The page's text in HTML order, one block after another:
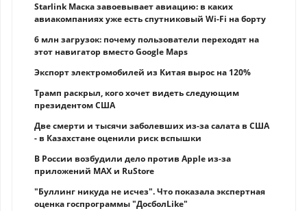
Starlink Маска завоевывает авиацию: в каких
авиакомпаниях уже есть спутниковый Wi-Fi на борту
6 млн загрузок: почему пользователи переходят на
этот навигатор вместо Google Maps
Экспорт электромобилей из Китая вырос на 120%
Трамп раскрыл, кого хочет видеть следующим
президентом США
Две смерти и тысячи заболевших из-за салата в США
- в Казахстане оценили риск вспышки
В России возбудили дело против Apple из-за
приложений MAX и RuStore
"Буллинг никуда не исчез". Что показала экспертная
оценка госпрограммы "ДосболLike"